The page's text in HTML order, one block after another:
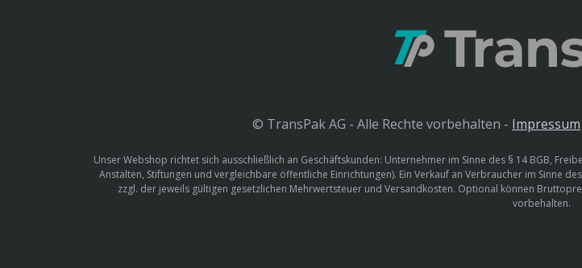
© TransPak AG - Alle Rechte vorbehalten - Impressum
Unser Webshop richtet sich ausschließlich an Geschäftskunden: Unternehmer im Sinne des § 14 BGB,
Anstalten, Stiftungen und vergleichbare öffentliche Einrichtungen). Ein Verkauf an Verbraucher im Sinne
zzgl. der jeweils gültigen gesetzlichen Mehrwertsteuer und Versandkosten. Optional können
vorbehalten.